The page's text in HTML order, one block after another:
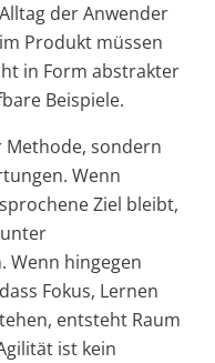
der Anwender
Produkt müssen
in Form abstrakter
Beispiele.
sondern
Wenn
Ziel bleibt,
Wenn hingegen
Fokus, Lernen
entsteht Raum
ist kein